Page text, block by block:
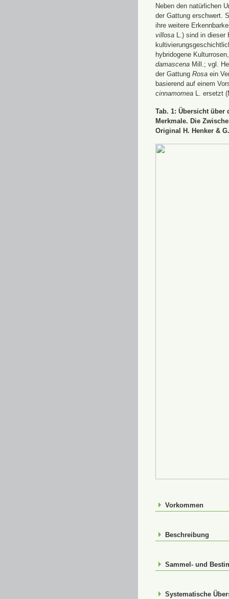
Neben den natürlichen
der Gattung erschwert.
ihre weitere
villosa L.) sind in dieser
hybridogene
damascena Mill.; vgl.
der Gattung Rosa ein
basierend auf einem
cinnamomea L. ersetzt
Tab. 1: Übersicht
Merkmale. Die
Original H. Henker &
Vorkommen
Beschreibung
Sammel- und
Systematische